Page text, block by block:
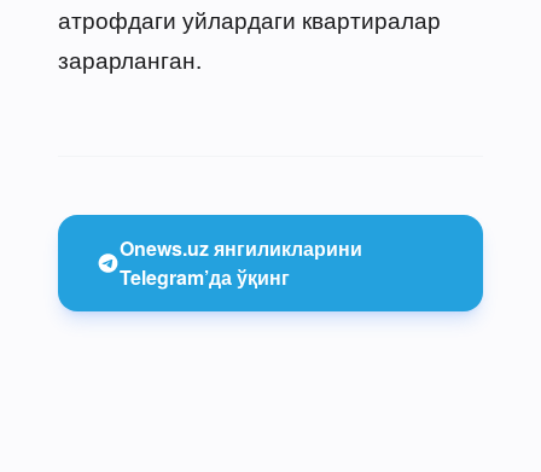
атрофдаги уйлардаги квартиралар
зарарланган.
Onews.uz янгиликларини
Telegram’да ўқинг